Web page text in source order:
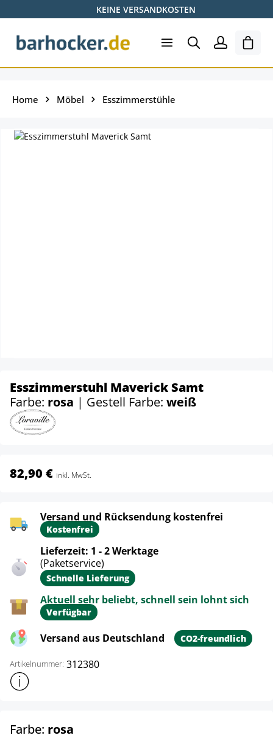
Zum Hauptinhalt springenKEINE VERSANDKOSTEN
Home Möbel Esszimmerstühle
Esszimmerstuhl Maverick Samt
Farbe: rosa | Gestell Farbe: weiß
82,90 € inkl. MwSt.
Versand und Rücksendung kostenfrei
Kostenfrei
Lieferzeit: 1 - 2 Werktage
(Paketservice)
Schnelle Lieferung
Aktuell sehr beliebt, schnell sein lohnt sich
Verfügbar
Versand aus Deutschland CO2-freundlich
Artikelnummer: 312380
Weitere Produktinformationen anzeigen
Farbe: rosa